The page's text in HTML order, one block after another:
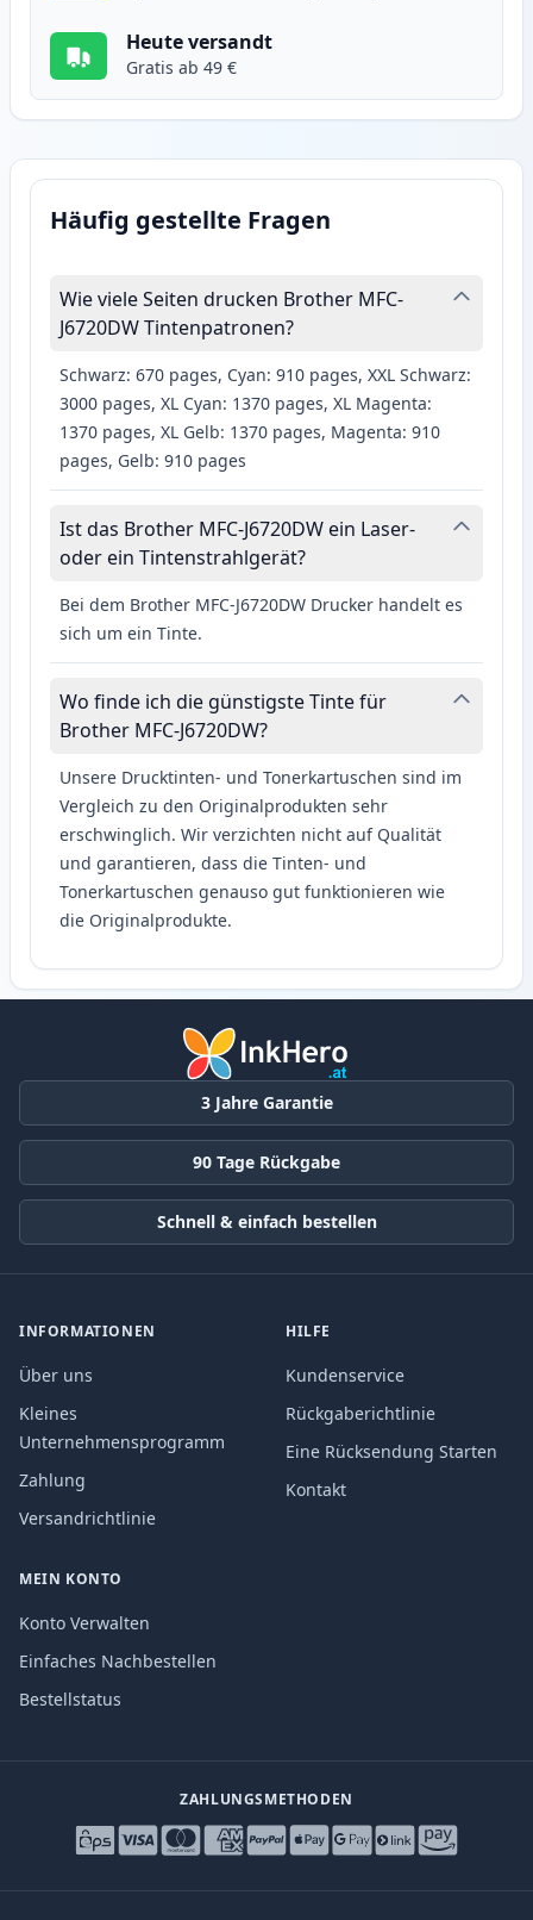
Heute versandt
Gratis ab 49 €
Häufig gestellte Fragen
Wie viele Seiten drucken Brother MFC-
J6720DW Tintenpatronen?
Schwarz: 670 pages, Cyan: 910 pages, XXL Schwarz:
3000 pages, XL Cyan: 1370 pages, XL Magenta:
1370 pages, XL Gelb: 1370 pages, Magenta: 910
pages, Gelb: 910 pages
Ist das Brother MFC-J6720DW ein Laser-
oder ein Tintenstrahlgerät?
Bei dem Brother MFC-J6720DW Drucker handelt es
sich um ein Tinte.
Wo finde ich die günstigste Tinte für
Brother MFC-J6720DW?
Unsere Drucktinten- und Tonerkartuschen sind im
Vergleich zu den Originalprodukten sehr
erschwinglich. Wir verzichten nicht auf Qualität
und garantieren, dass die Tinten- und
Tonerkartuschen genauso gut funktionieren wie
die Originalprodukte.
3 Jahre Garantie
90 Tage Rückgabe
Schnell & einfach bestellen
INFORMATIONEN
Über uns
Kleines
Unternehmensprogramm
Zahlung
Versandrichtlinie
HILFE
Kundenservice
Rückgaberichtlinie
Eine Rücksendung Starten
Kontakt
MEIN KONTO
Konto Verwalten
Einfaches Nachbestellen
Bestellstatus
ZAHLUNGSMETHODEN